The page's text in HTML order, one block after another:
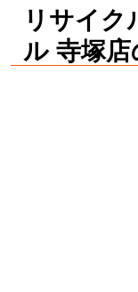
リサイ
ル 寺塚